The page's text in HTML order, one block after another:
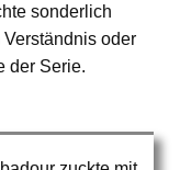
sonderlich
oder
der Serie.